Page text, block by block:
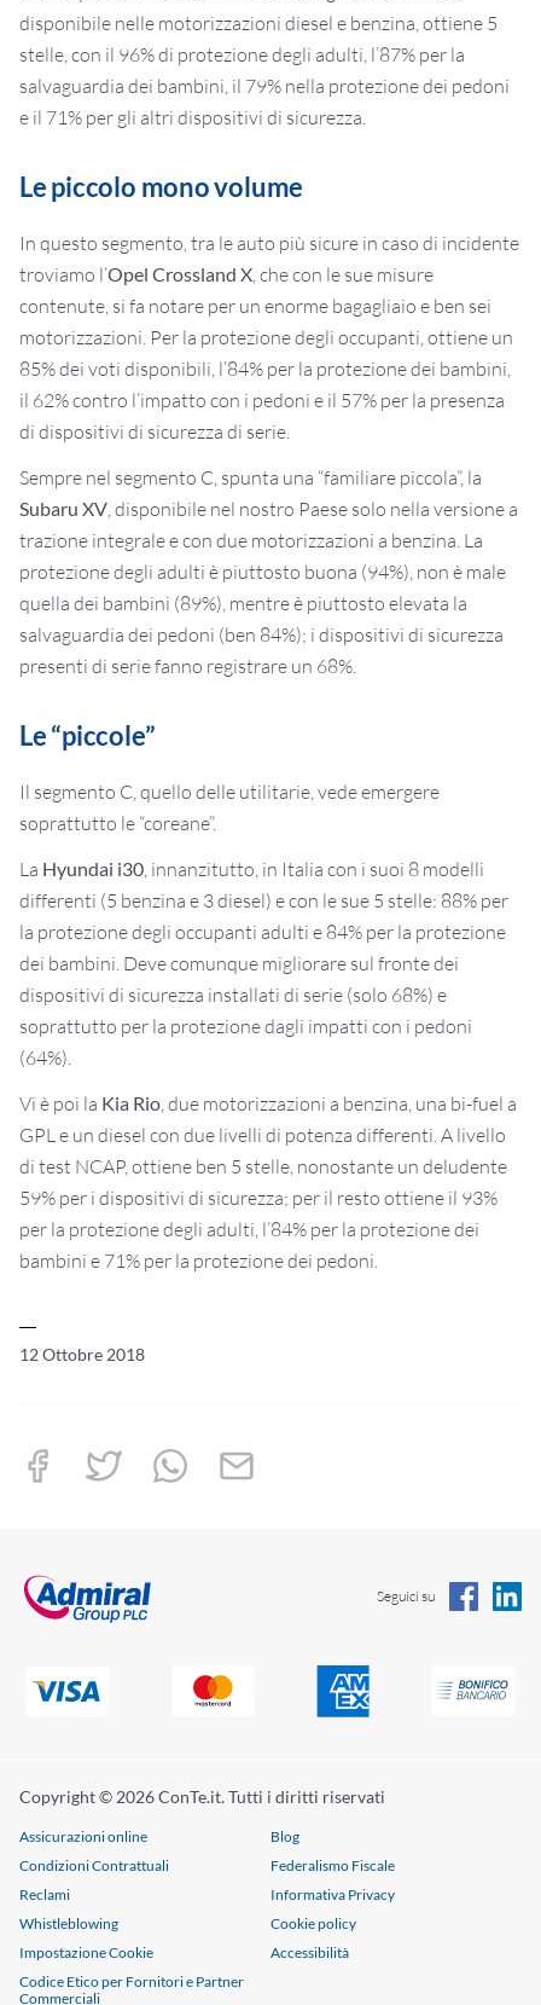
disponibile nelle motorizzazioni diesel e benzina, ottiene 5
stelle, con il 96% di protezione degli adulti, l’87% per la
salvaguardia dei bambini, il 79% nella protezione dei pedoni
e il 71% per gli altri dispositivi di sicurezza.
Le piccolo mono volume
In questo segmento, tra le auto più sicure in caso di incidente
troviamo l’Opel Crossland X, che con le sue misure
contenute, si fa notare per un enorme bagagliaio e ben sei
motorizzazioni. Per la protezione degli occupanti, ottiene un
85% dei voti disponibili, l’84% per la protezione dei bambini,
il 62% contro l’impatto con i pedoni e il 57% per la presenza
di dispositivi di sicurezza di serie.
Sempre nel segmento C, spunta una “familiare piccola”, la
Subaru XV, disponibile nel nostro Paese solo nella versione a
trazione integrale e con due motorizzazioni a benzina. La
protezione degli adulti è piuttosto buona (94%), non è male
quella dei bambini (89%), mentre è piuttosto elevata la
salvaguardia dei pedoni (ben 84%); i dispositivi di sicurezza
presenti di serie fanno registrare un 68%.
Le “piccole”
Il segmento C, quello delle utilitarie, vede emergere
soprattutto le “coreane”.
La Hyundai i30, innanzitutto, in Italia con i suoi 8 modelli
differenti (5 benzina e 3 diesel) e con le sue 5 stelle: 88% per
la protezione degli occupanti adulti e 84% per la protezione
dei bambini. Deve comunque migliorare sul fronte dei
dispositivi di sicurezza installati di serie (solo 68%) e
soprattutto per la protezione dagli impatti con i pedoni
(64%).
Vi è poi la Kia Rio, due motorizzazioni a benzina, una bi-fuel a
GPL e un diesel con due livelli di potenza differenti. A livello
di test NCAP, ottiene ben 5 stelle, nonostante un deludente
59% per i dispositivi di sicurezza; per il resto ottiene il 93%
per la protezione degli adulti, l’84% per la protezione dei
bambini e 71% per la protezione dei pedoni.
12 Ottobre 2018
Seguici su
Copyright © 2026 ConTe.it. Tutti i diritti riservati
Assicurazioni online
Blog
Condizioni Contrattuali
Federalismo Fiscale
Reclami
Informativa Privacy
Whistleblowing
Cookie policy
Impostazione Cookie
Accessibilità
Codice Etico per Fornitori e Partner
Commerciali